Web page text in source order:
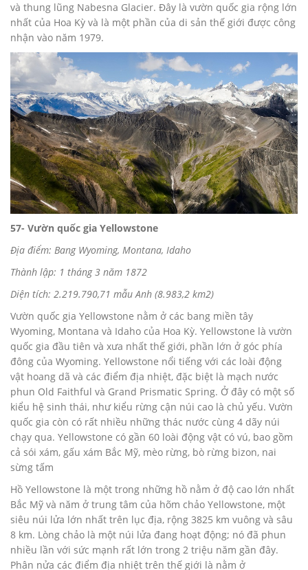
và thung lũng Nabesna Glacier. Đây là vườn quốc gia rộng lớn
nhất của Hoa Kỳ và là một phần của di sản thế giới được công
nhận vào năm 1979.
57- Vườn quốc gia Yellowstone
Địa điểm: Bang Wyoming, Montana, Idaho
Thành lập: 1 tháng 3 năm 1872
Diện tích: 2.219.790,71 mẫu Anh (8.983,2 km2)
Vườn quốc gia Yellowstone nằm ở các bang miền tây
Wyoming, Montana và Idaho của Hoa Kỳ. Yellowstone là vườn
quốc gia đầu tiên và xưa nhất thế giới, phần lớn ở góc phía
đông của Wyoming. Yellowstone nổi tiếng với các loài động
vật hoang dã và các điểm địa nhiệt, đặc biệt là mạch nước
phun Old Faithful và Grand Prismatic Spring. Ở đây có một số
kiểu hệ sinh thái, như kiểu rừng cận núi cao là chủ yếu. Vườn
quốc gia còn có rất nhiều những thác nước cùng 4 dãy núi
chạy qua. Yellowstone có gần 60 loài động vật có vú, bao gồm
cả sói xám, gấu xám Bắc Mỹ, mèo rừng, bò rừng bizon, nai
sừng tấm
Hồ Yellowstone là một trong những hồ nằm ở độ cao lớn nhất
Bắc Mỹ và năm ở trung tâm của hõm chảo Yellowstone, một
siêu núi lửa lớn nhất trên lục địa, rộng 3825 km vuông và sâu
8 km. Lòng chảo là một núi lửa đang hoạt động; nó đã phun
nhiều lần với sức mạnh rất lớn trong 2 triệu năm gần đây.
Phân nửa các điểm địa nhiệt trên thế giới là nằm ở